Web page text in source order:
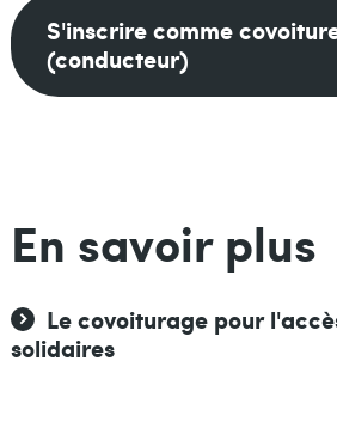
S'inscrire comme
(conducteur)
En savoir plus
LiensLe covoiturage pour
solidaires